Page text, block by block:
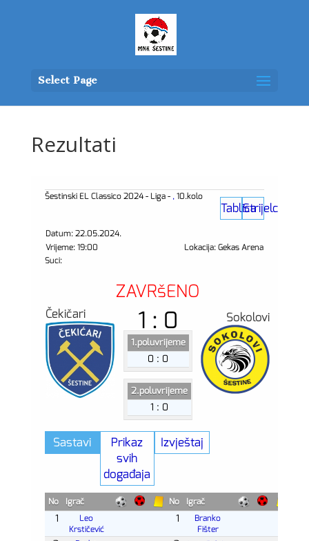
Select Page
Rezultati